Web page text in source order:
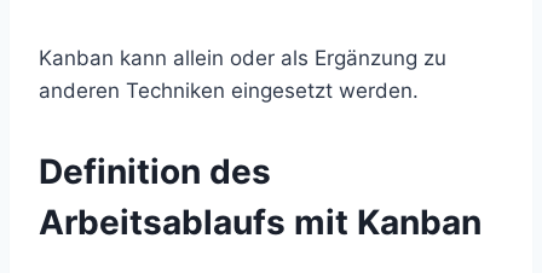
Kanban kann allein oder als Ergänzung zu
anderen Techniken eingesetzt werden.
Definition des
Arbeitsablaufs mit Kanban